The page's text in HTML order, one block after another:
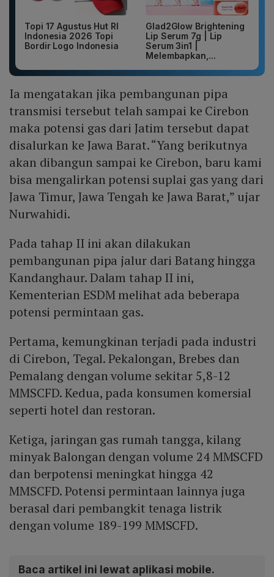
Topi 17 Agustus Hut RI
Indonesia 2026 Topi
Bordir Logo Indonesia
Glad2Glow Brightening
Lip Serum 7g | Lip
Serum 3in1 |
Melembapkan,...
Ia mengatakan jika pembangunan pipa
transmisi tersebut telah sampai ke Cirebon
maka potensi gas dari Jatim tersebut dapat
disalurkan ke Jawa Barat. “Yang berikutnya
akan dibangun sampai ke Cirebon, baru kami
bisa mengalirkan potensi suplai gas yang dari
Jawa Timur, Jawa Tengah ke Jawa Barat,” ujar
Nurwahidi.
Pada tahap II ini akan dilakukan
pembangunan pipa jalur dari Batang hingga
Kandanghaur. Dalam tahap II ini,
Kementerian ESDM melihat ada beberapa
potensi permintaan gas.
Pertama, kemungkinan terjadi pada industri
di Cirebon, Tegal. Pekalongan, Brebes dan
Pemalang dengan volume sekitar 5,8-12
MMSCFD. Kedua, pada konsumen komersial
seperti hotel dan restoran.
Ketiga, jaringan gas rumah tangga, kilang
minyak Balongan dengan volume 24 MMSCFD
dan berpotensi meningkat hingga 42
MMSCFD. Potensi permintaan lainnya juga
berasal dari pembangkit tenaga listrik
dengan volume 189-199 MMSCFD.
Baca artikel ini lewat aplikasi mobile.